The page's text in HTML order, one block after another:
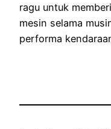
ragu untuk
mesin selama
performa